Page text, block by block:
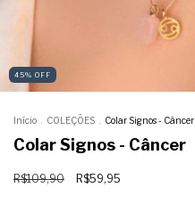
45% OFF
Início COLEÇÕES Colar Signos - Câncer
Colar Signos - Câncer
R$109,90 R$59,95